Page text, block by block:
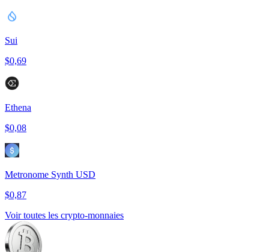
Sui
$0,69
Ethena
$0,08
Metronome Synth USD
$0,87
Voir toutes les crypto-monnaies